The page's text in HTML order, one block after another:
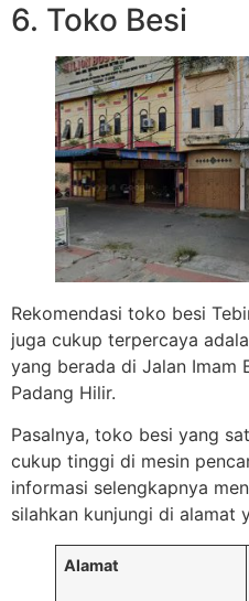
6. Toko Besi
Rekomendasi toko besi
juga cukup terpercaya
yang berada di Jalan Imam
Padang Hilir.
Pasalnya, toko besi yang
cukup tinggi di mesin
informasi selengkapnya
silahkan kunjungi di alamat
Alamat